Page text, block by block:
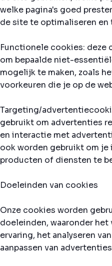
welke pagina's goed
de site te optimaliseren en
Functionele cookies: deze
om bepaalde niet-
mogelijk te maken, zoals
voorkeuren die je op de
Targeting/
gebruikt om advertenties
en interactie met
ook worden gebruikt om
producten of diensten te
Doeleinden van cookies
Onze cookies worden
doeleinden, waaronder
ervaring, het analyseren
aanpassen van